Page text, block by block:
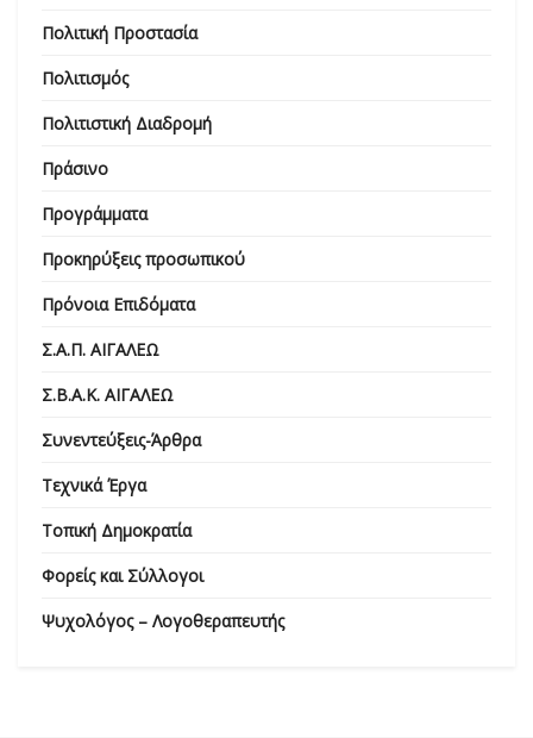
Πολιτική Προστασία
Πολιτισμός
Πολιτιστική Διαδρομή
Πράσινο
Προγράμματα
Προκηρύξεις προσωπικού
Πρόνοια Επιδόματα
Σ.Α.Π. ΑΙΓΑΛΕΩ
Σ.Β.Α.Κ. ΑΙΓΑΛΕΩ
Συνεντεύξεις-Άρθρα
Τεχνικά Έργα
Τοπική Δημοκρατία
Φορείς και Σύλλογοι
Ψυχολόγος – Λογοθεραπευτής